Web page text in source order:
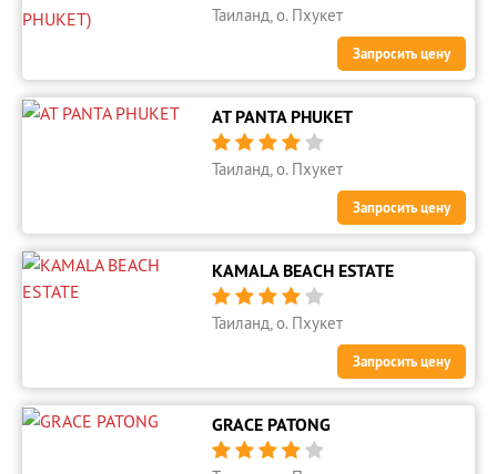
Таиланд, о. Пхукет
Запросить цену
AT PANTA PHUKET
    
Таиланд, о. Пхукет
Запросить цену
KAMALA BEACH ESTATE
    
Таиланд, о. Пхукет
Запросить цену
GRACE PATONG
    